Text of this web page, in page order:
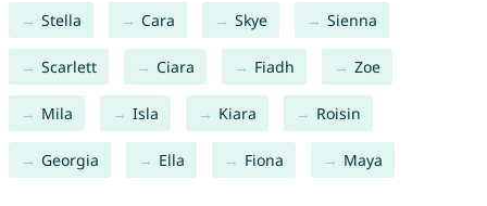
Stella Cara Skye Sienna
Scarlett Ciara Fiadh Zoe
Mila Isla Kiara Roisin
Georgia Ella Fiona Maya